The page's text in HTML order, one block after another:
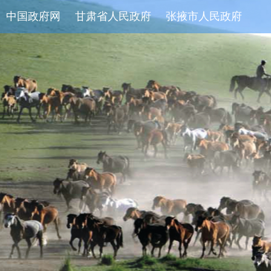
中国政府网 甘肃省人民政府 张掖市人民政府